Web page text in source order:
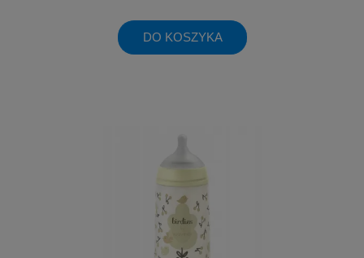
DO KOSZYKA